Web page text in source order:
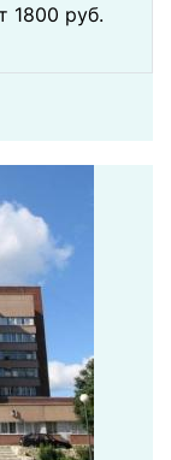
1800 pуб.